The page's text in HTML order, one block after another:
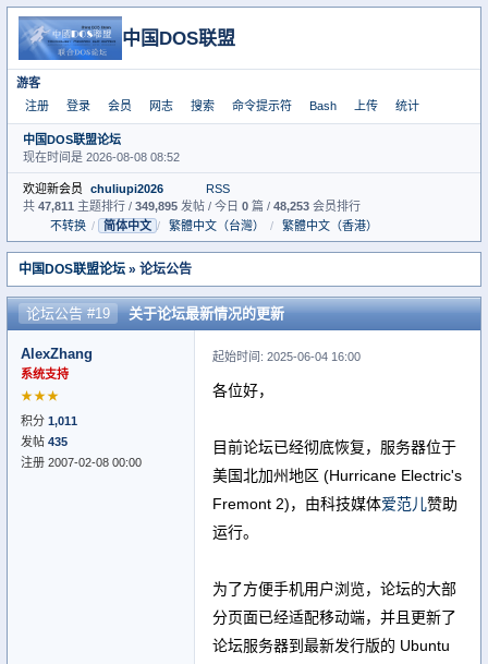
中国DOS联盟
游客
注册
登录 会员 网志 搜索 命令提示符 Bash 上传 统计
中国DOS联盟论坛
现在时间是 2026-08-08 08:52
欢迎新会员 chuliupi2026
RSS
共 47,811 主题排行 / 349,895 发帖 / 今日 0 篇 / 48,253 会员排行
不转换 / 简体中文 / 繁體中文（台灣） / 繁體中文（香港）
中国DOS联盟论坛 » 论坛公告
论坛公告 #19 关于论坛最新情况的更新
AlexZhang
系统支持
★★★
积分 1,011
发帖 435
注册 2007-02-08 00:00
起始时间: 2025-06-04 16:00
各位好，
目前论坛已经彻底恢复，服务器位于
美国北加州地区 (Hurricane Electric's
Fremont 2)，由科技媒体爱范儿赞助
运行。
为了方便手机用户浏览，论坛的大部
分页面已经适配移动端，并且更新了
论坛服务器到最新发行版的 Ubuntu